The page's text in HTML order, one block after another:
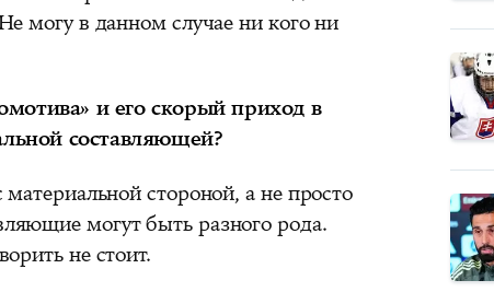
могу в данном случае ни кого ни
и его скорый приход в
составляющей?
стороной, а не просто
могут быть разного рода.
не стоит.